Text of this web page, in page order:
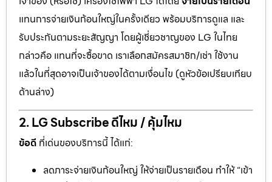
แทนการจ่ายเงินก้อนใหญ่ในครั้งเดียว พร้อมบริการดูแล และ
รับประกันตามระยะสัญญา โดยผู้เชี่ยวชาญของ LG ในไทย
กล่าวคือ แทนที่จะซื้อขาด เราเลือกสมัครสมาชิก/เช่า ใช้งาน
แล้วในที่สุดอาจเป็นเจ้าของได้ตามเงื่อนไข (ดูหัวข้อเปรียบเทียบ
ด้านล่าง)
2. LG Subscribe ดีไหม / คุ้มไหม
ข้อดี ที่เด่นของบริการนี้ ได้แก่:
ลดภาระจ่ายเงินก้อนใหญ่ ให้จ่ายเป็นรายเดือน ทำให้ “เข้า